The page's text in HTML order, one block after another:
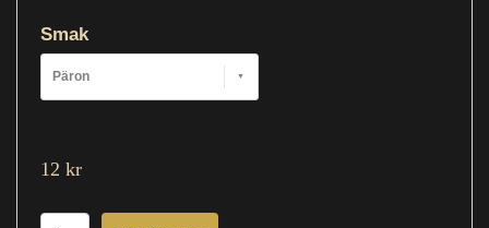
Smak
Päron
12 kr